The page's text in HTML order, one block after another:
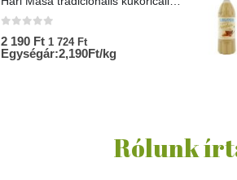
2 190 Ft 1 724 Ft
Egységár:2,190Ft/kg
Rólunk